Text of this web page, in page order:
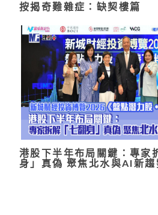
按揭奇難雜症：缺契樓篇
港股下半年布局關鍵：專家
身」真偽 聚焦北水與AI新趨